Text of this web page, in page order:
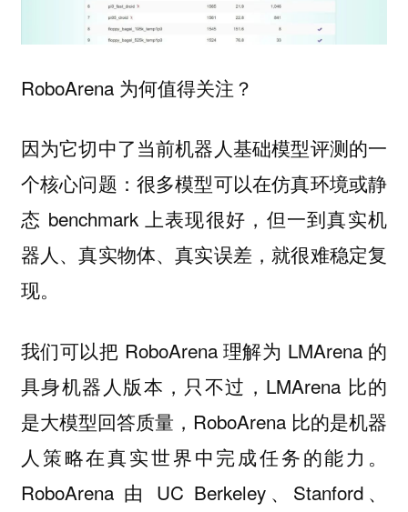
RoboArena 为何值得关注？
因为它切中了当前机器人基础模型评测的一
个核心问题：很多模型可以在仿真环境或静
态 benchmark 上表现很好，但一到真实机
器人、真实物体、真实误差，就很难稳定复
现。
我们可以把 RoboArena 理解为 LMArena 的
具身机器人版本，只不过，LMArena 比的
是大模型回答质量，RoboArena 比的是机器
人策略在真实世界中完成任务的能力。
RoboArena 由 UC Berkeley、Stanford、